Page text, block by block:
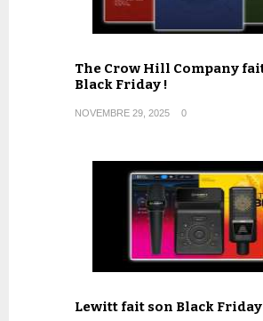
The Crow Hill Company
Black Friday !
NOVEMBRE 29, 2025 0
Lewitt fait son Black Friday